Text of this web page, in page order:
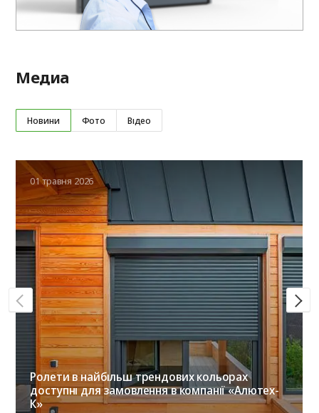
Медиа
Новини Фото Відео
01 травня 2026
Ролети в найбільш трендових кольорах
доступні для замовлення в компанії «Алютех-
К»